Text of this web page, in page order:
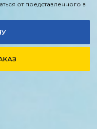
от представленного в